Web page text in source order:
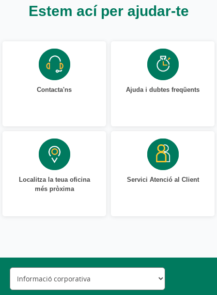
Estem ací per ajudar-te
Contacta'ns Ajuda i dubtes freqüents
Localitza la teua oficina
més pròxima
Servici Atenció al Client